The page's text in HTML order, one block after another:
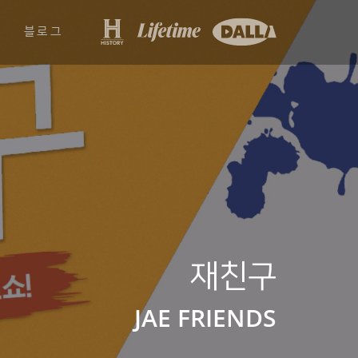
블로그
재친구
JAE FRIENDS